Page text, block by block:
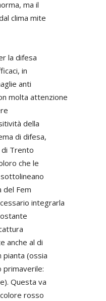
ma il
clima mite
la difesa
in
anti
molta attenzione
della
di difesa,
di Trento
che le
del Fem
integrarla
anche al di
(ossia
primaverile:
Questa va
rosso